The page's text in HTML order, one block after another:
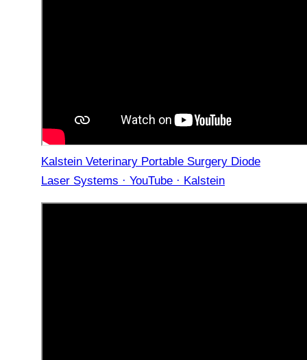
Kalstein Veterinary Portable Surgery Diode
Laser Systems · YouTube · Kalstein